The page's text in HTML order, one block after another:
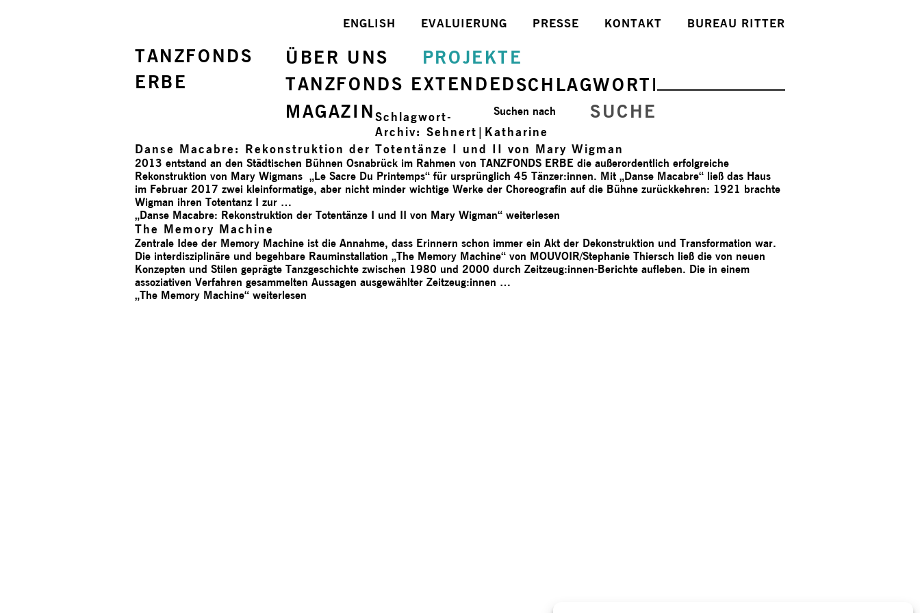
TANZFONDS
ERBE
BUREAU RITTER
KONTAKT
PRESSE
EVALUIERUNG
ENGLISH
ÜBER UNS
PROJEKTE
TANZFONDS EXTENDEDSCHLAGWORTE
MAGAZIN
SUCHE
Suchen nach
Schlagwort-
Archiv:Sehnert|Katharine
Danse Macabre: Rekonstruktion der Totentänze I und II von Mary Wigman
2013 entstand an den Städtischen Bühnen Osnabrück im Rahmen von TANZFONDS ERBE die außerordentlich erfolgreiche
Rekonstruktion von Mary Wigmans „Le Sacre Du Printemps“ für ursprünglich 45 Tänzer:innen. Mit „Danse Macabre“ ließ das Haus
im Februar 2017 zwei kleinformatige, aber nicht minder wichtige Werke der Choreografin auf die Bühne zurückkehren: 1921 brachte
Wigman ihren Totentanz I zur …
„Danse Macabre: Rekonstruktion der Totentänze I und II von Mary Wigman“ weiterlesen
The Memory Machine
Zentrale Idee der Memory Machine ist die Annahme, dass Erinnern schon immer ein Akt der Dekonstruktion und Transformation war.
Die interdisziplinäre und begehbare Rauminstallation „The Memory Machine“ von MOUVOIR/Stephanie Thiersch ließ die von neuen
Konzepten und Stilen geprägte Tanzgeschichte zwischen 1980 und 2000 durch Zeitzeug:innen-Berichte aufleben. Die in einem
assoziativen Verfahren gesammelten Aussagen ausgewählter Zeitzeug:innen …
„The Memory Machine“ weiterlesen